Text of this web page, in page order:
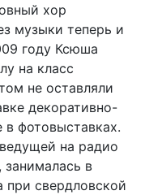
хор
музыки теперь и
году Ксюша
на класс
не оставляли
декоративно-
в фотовыставках.
на радио
в
при свердловской